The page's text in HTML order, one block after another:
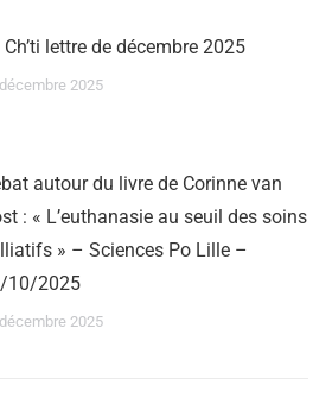
Ch’ti lettre de décembre 2025
2025
autour du livre de Corinne van
: « L’euthanasie au seuil des soins
» – Sciences Po Lille –
10/2025
2025